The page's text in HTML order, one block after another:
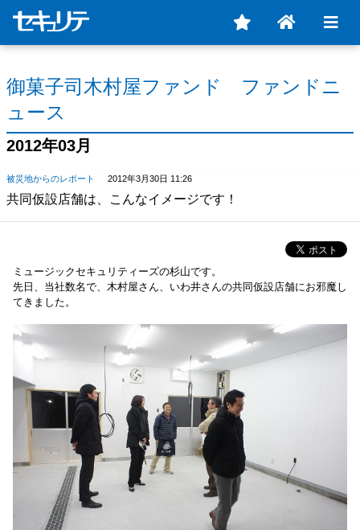
御菓子司木村屋ファンド ファンドニ
ュース
2012年03月
被災地からのレポート 2012年3月30日 11:26
共同仮設店舗は、こんなイメージです！
ミュージックセキュリティーズの杉山です。
先日、当社数名で、木村屋さん、いわ井さんの共同仮設店舗にお邪魔し
てきました。